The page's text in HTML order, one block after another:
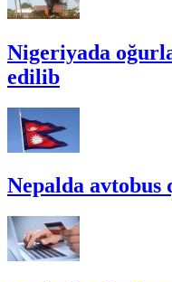
Nigeriyada
edilib
Nepalda avtobus